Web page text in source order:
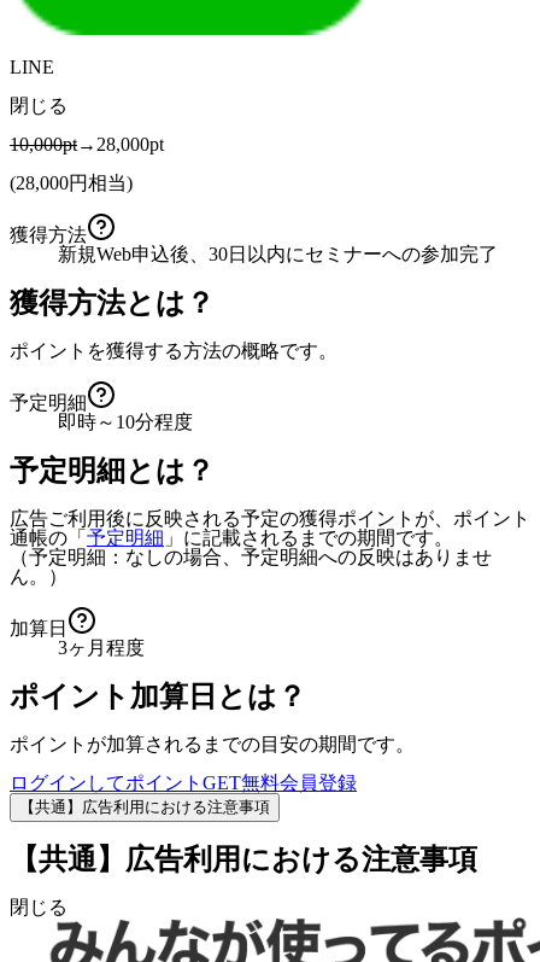
LINE
閉じる
10,000pt→28,000pt
(28,000円相当)
獲得方法
新規Web申込後、30日以内にセミナーへの参加完了
獲得方法とは？
ポイントを獲得する方法の概略です。
予定明細
即時～10分程度
予定明細とは？
広告ご利用後に反映される予定の獲得ポイントが、ポイント
通帳の「 予定明細 」に記載されるまでの期間です。
（予定明細：なしの場合、予定明細への反映はありませ
ん。）
加算日
3ヶ月程度
ポイント加算日とは？
ポイントが加算されるまでの目安の期間です。
ログインしてポイントGET無料会員登録
【共通】広告利用における注意事項
【共通】広告利用における注意事項
閉じる